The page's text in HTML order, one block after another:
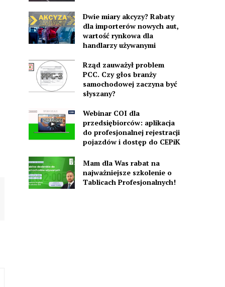
Dwie miary akcyzy? Rabaty
dla importerów nowych aut,
wartość rynkowa dla
handlarzy używanymi
Rząd zauważył problem
PCC. Czy głos branży
samochodowej zaczyna być
słyszany?
Webinar COI dla
przedsiębiorców: aplikacja
do profesjonalnej rejestracji
pojazdów i dostęp do CEPiK
Mam dla Was rabat na
najważniejsze szkolenie o
Tablicach Profesjonalnych!